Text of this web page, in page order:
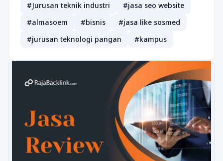
#Jurusan teknik industri
#jasa seo website
#almasoem
#bisnis
#jasa like sosmed
#jurusan teknologi pangan
#kampus